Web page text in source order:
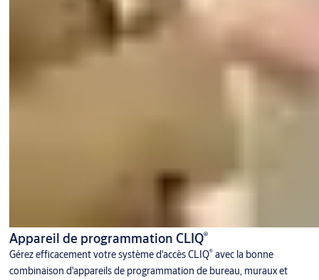
Appareil de programmation CLIQ®
Gérez efficacement votre système d'accès CLIQ®avec la bonne
combinaison d'appareils de programmation de bureau, muraux et